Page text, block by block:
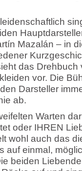
Mazalán – in
das Drehbuch
vor. Die
Darsteller
ab.
Warten
oder IHREN
wohl auch das
auf einmal,
beiden